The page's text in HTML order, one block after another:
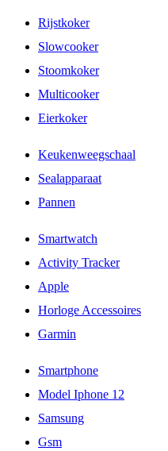
Rijstkoker
Slowcooker
Stoomkoker
Multicooker
Eierkoker
Keukenweegschaal
Sealapparaat
Pannen
Smartwatch
Activity Tracker
Apple
Horloge Accessoires
Garmin
Smartphone
Model Iphone 12
Samsung
Gsm